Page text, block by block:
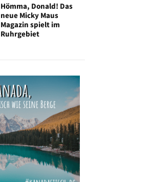
Hömma, Donald! Das
neue Micky Maus
Magazin spielt im
Ruhrgebiet